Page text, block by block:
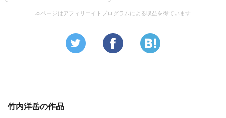
本ページはアフィリエイトプログラムによる収益を得ています
竹内洋岳の作品